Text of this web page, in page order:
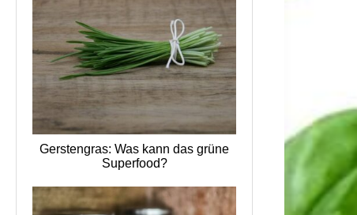
Gerstengras: Was kann das grüne
Superfood?